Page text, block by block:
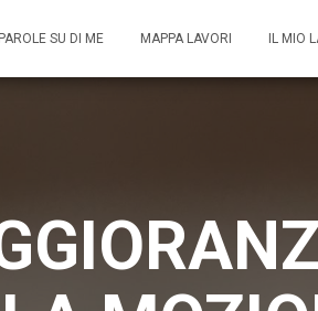
SU DI ME MAPPA LAVORI IL MIO